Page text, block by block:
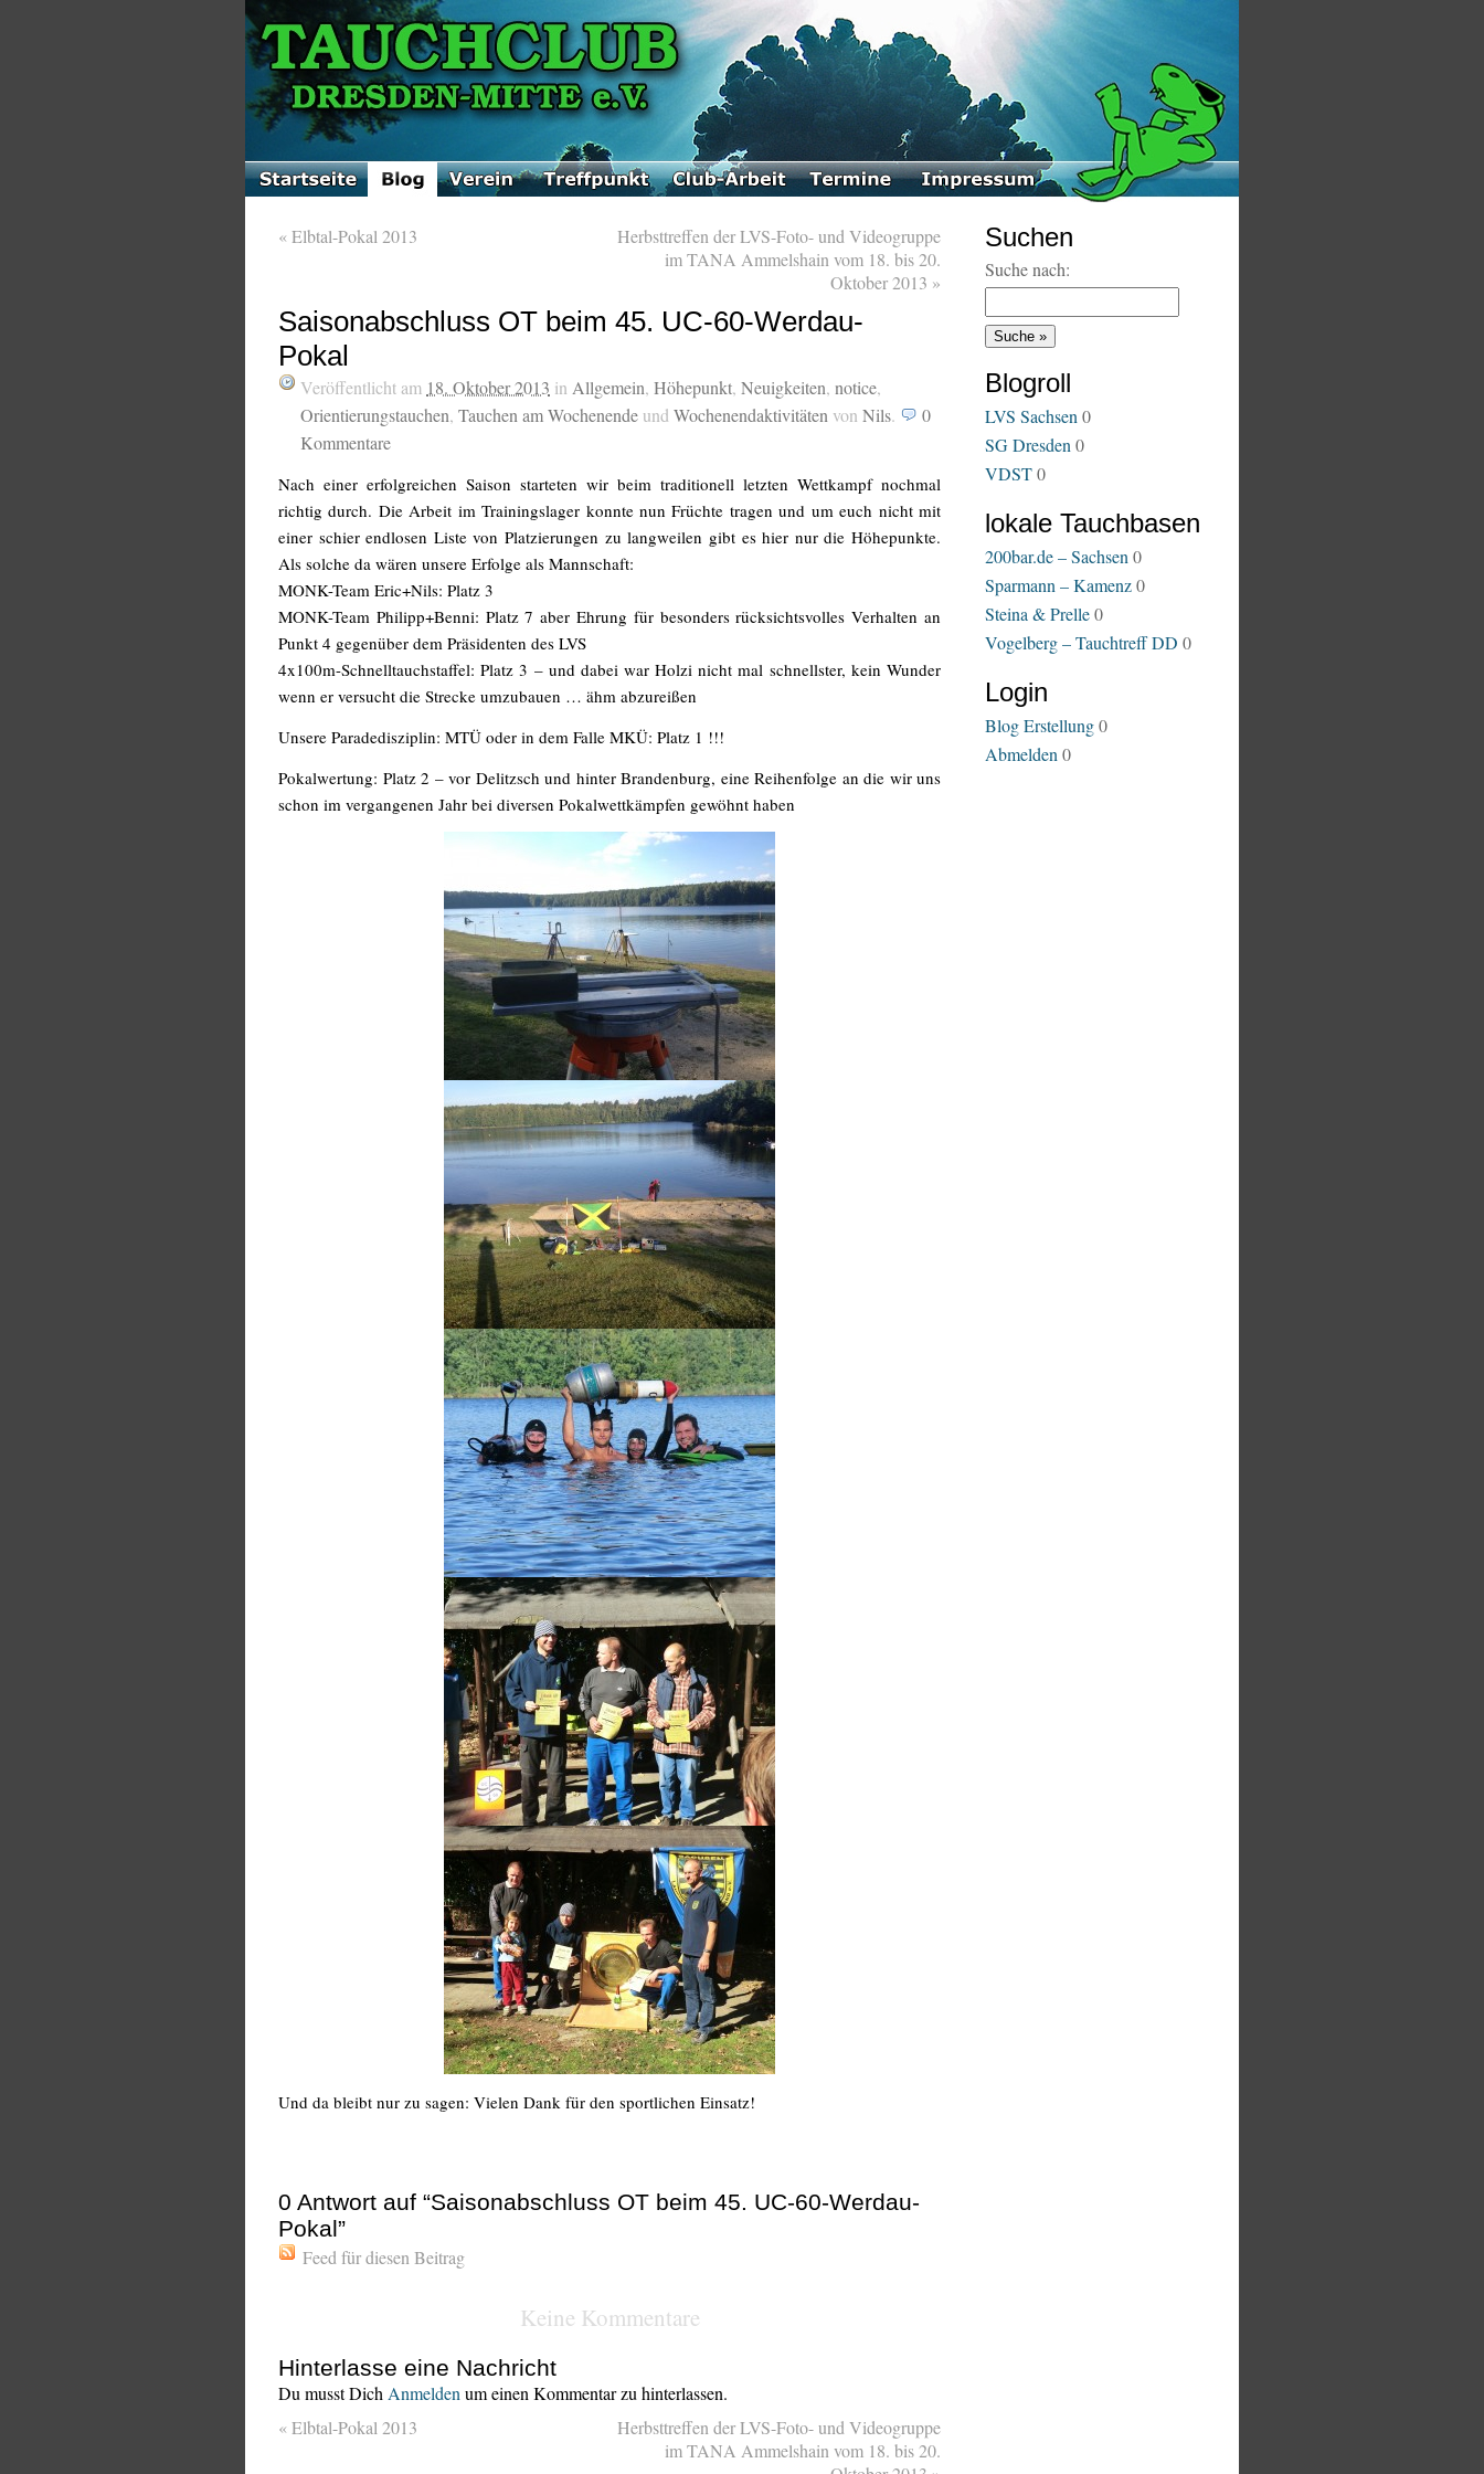
«Elbtal-Pokal 2013
Herbsttreffen der LVS-Foto- und Videogruppe
im TANA Ammelshain vom 18. bis 20.
Oktober 2013 »
Saisonabschluss OT beim 45. UC-60-Werdau-
Pokal
Veröffentlicht am 18. Oktober 2013 in Allgemein, Höhepunkt, Neuigkeiten, notice,
Orientierungstauchen, Tauchen am Wochenende und Wochenendaktivitäten von Nils.
0
Kommentare
Nach einer erfolgreichen Saison starteten wir beim traditionell letzten Wettkampf nochmal
richtig durch. Die Arbeit im Trainingslager konnte nun Früchte tragen und um euch nicht mit
einer schier endlosen Liste von Platzierungen zu langweilen gibt es hier nur die Höhepunkte.
Als solche da wären unsere Erfolge als Mannschaft:
MONK-Team Eric+Nils: Platz 3
MONK-Team Philipp+Benni: Platz 7 aber Ehrung für besonders rücksichtsvolles Verhalten an
Punkt 4 gegenüber dem Präsidenten des LVS
4x100m-Schnelltauchstaffel: Platz 3 – und dabei war Holzi nicht mal schnellster, kein Wunder
wenn er versucht die Strecke umzubauen … ähm abzureißen
Unsere Paradedisziplin: MTÜ oder in dem Falle MKÜ: Platz 1 !!!
Pokalwertung: Platz 2 – vor Delitzsch und hinter Brandenburg, eine Reihenfolge an die wir uns
schon im vergangenen Jahr bei diversen Pokalwettkämpfen gewöhnt haben
Und da bleibt nur zu sagen: Vielen Dank für den sportlichen Einsatz!
0 Antwort auf “Saisonabschluss OT beim 45. UC-60-Werdau-
Pokal”
Feed für diesen Beitrag
Keine Kommentare
Hinterlasse eine Nachricht
Du musst Dich Anmelden um einen Kommentar zu hinterlassen.
«Elbtal-Pokal 2013
Herbsttreffen der LVS-Foto- und Videogruppe
im TANA Ammelshain vom 18. bis 20.
Suchen
Suche nach:
Blogroll
LVS Sachsen 0
SG Dresden 0
VDST0
lokale Tauchbasen
200bar.de – Sachsen 0
Sparmann – Kamenz0
Steina & Prelle0
Vogelberg – Tauchtreff DD 0
Login
Blog Erstellung0
Abmelden 0